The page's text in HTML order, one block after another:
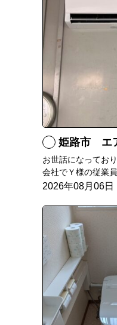
姫路市 エ
お世話になってお
会社でＹ様の従業
2026年08月06日